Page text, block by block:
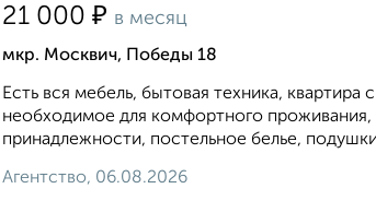
21 000 ₽ в месяц
мкр. Москвич, Победы 18
Есть вся мебель, бытовая техника, квартира
необходимое для комфортного проживания,
принадлежности, постельное белье,
Агентство, 06.08.2026